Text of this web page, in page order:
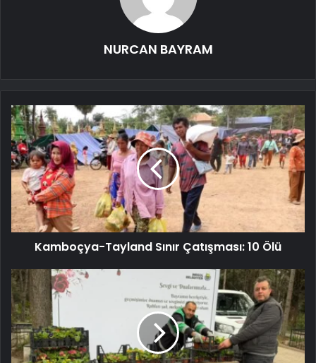
NURCAN BAYRAM
Kamboçya-Tayland Sınır Çatışması: 10 Ölü